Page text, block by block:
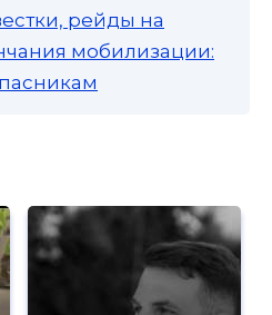
рейды на
мобилизации: